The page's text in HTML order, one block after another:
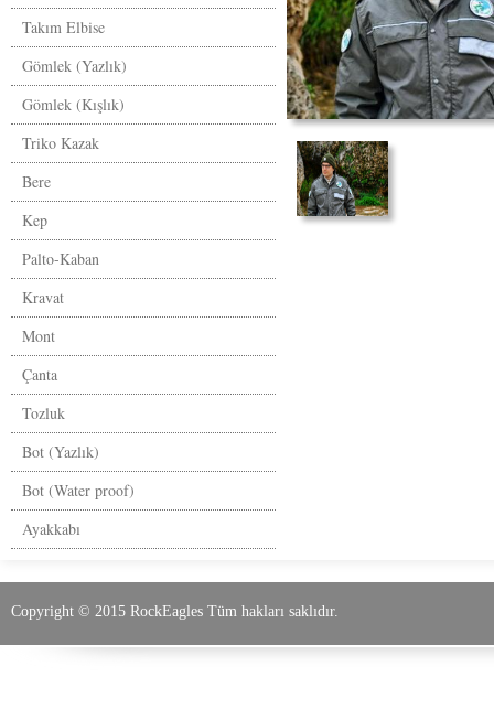
Takım Elbise
Gömlek (Yazlık)
Gömlek (Kışlık)
Triko Kazak
Bere
Kep
Palto-Kaban
Kravat
Mont
Çanta
Tozluk
Bot (Yazlık)
Bot (Water proof)
Ayakkabı
Copyright © 2015 RockEagles Tüm hakları saklıdır.